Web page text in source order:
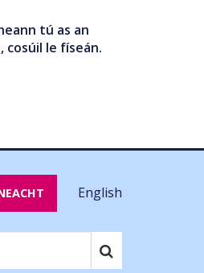
tú as an
le físeán.
English